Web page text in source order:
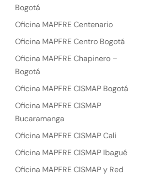
Bogotá
Oficina MAPFRE Centenario
Oficina MAPFRE Centro Bogotá
Oficina MAPFRE Chapinero –
Bogotá
Oficina MAPFRE CISMAP Bogotá
Oficina MAPFRE CISMAP
Bucaramanga
Oficina MAPFRE CISMAP Cali
Oficina MAPFRE CISMAP Ibagué
Oficina MAPFRE CISMAP y Red